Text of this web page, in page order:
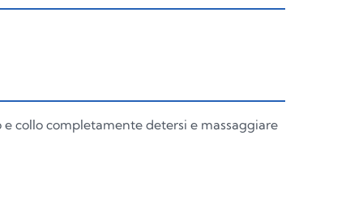
collo completamente detersi e massaggiare